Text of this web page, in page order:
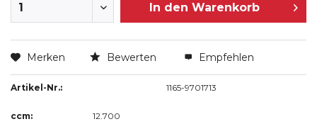
In den Warenkorb
Merken Bewerten Empfehlen
Artikel-Nr.: 1165-9701713
ccm:
12.700